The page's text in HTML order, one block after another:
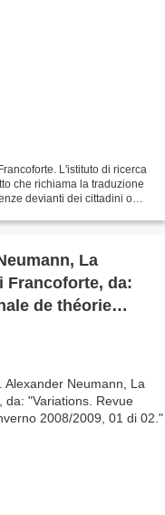
L'istituto di ricerca
che richiama la traduzione
devianti dei cittadini o
La
Francoforte, da:
de théorie